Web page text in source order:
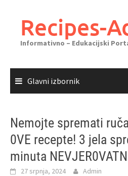
sadržajaRecipes-
Informativno – Edukacijski
Glavni izbornik
Nemojte spremati
0VE recepte! 3 jela
minuta
27 srpnja, 2024 Admin